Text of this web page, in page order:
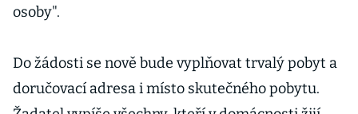
osoby".
Do žádosti se nově bude vyplňovat trvalý pobyt a
doručovací adresa i místo skutečného pobytu.